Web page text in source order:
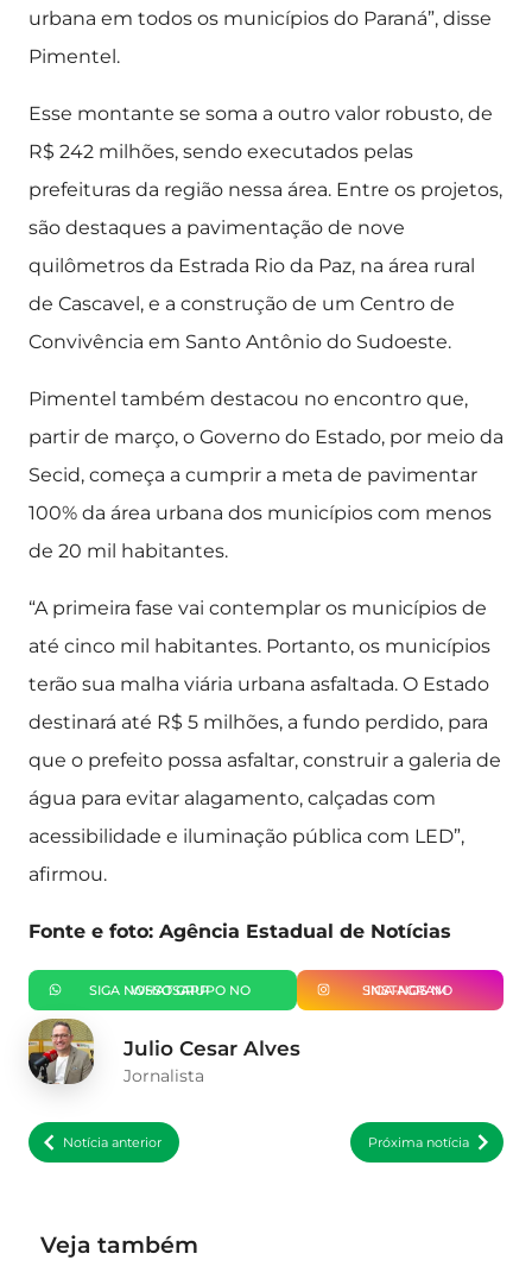
urbana em todos os municípios do Paraná”, disse
Pimentel.
Esse montante se soma a outro valor robusto, de
R$ 242 milhões, sendo executados pelas
prefeituras da região nessa área. Entre os projetos,
são destaques a pavimentação de nove
quilômetros da Estrada Rio da Paz, na área rural
de Cascavel, e a construção de um Centro de
Convivência em Santo Antônio do Sudoeste.
Pimentel também destacou no encontro que,
partir de março, o Governo do Estado, por meio da
Secid, começa a cumprir a meta de pavimentar
100% da área urbana dos municípios com menos
de 20 mil habitantes.
“A primeira fase vai contemplar os municípios de
até cinco mil habitantes. Portanto, os municípios
terão sua malha viária urbana asfaltada. O Estado
destinará até R$ 5 milhões, a fundo perdido, para
que o prefeito possa asfaltar, construir a galeria de
água para evitar alagamento, calçadas com
acessibilidade e iluminação pública com LED”,
afirmou.
Fonte e foto: Agência Estadual de Notícias
SIGA NOSSO GRUPO NO WHATSAPP SIGA-NOS NO INSTAGRAM
Julio Cesar Alves
Jornalista
Notícia anterior Próxima notícia
Veja também